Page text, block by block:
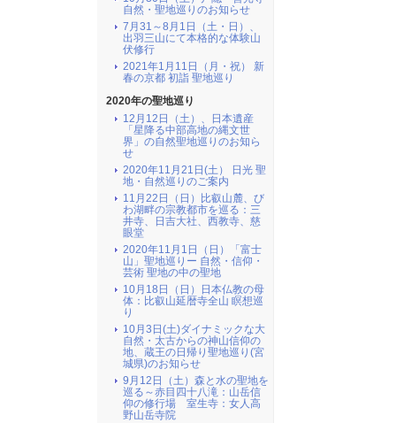
自然・聖地巡りのお知らせ
7月31～8月1日（土・日）、
出羽三山にて本格的な体験山
伏修行
2021年1月11日（月・祝） 新
春の京都 初詣 聖地巡り
2020年の聖地巡り
12月12日（土）、日本遺産
「星降る中部高地の縄文世
界」の自然聖地巡りのお知ら
せ
2020年11月21日(土） 日光 聖
地・自然巡りのご案内
11月22日（日）比叡山麓、び
わ湖畔の宗教都市を巡る：三
井寺、日吉大社、西教寺、慈
眼堂
2020年11月1日（日）「富士
山」聖地巡りー 自然・信仰・
芸術 聖地の中の聖地
10月18日（日）日本仏教の母
体：比叡山延暦寺全山 瞑想巡
り
10月3日(土)ダイナミックな大
自然・太古からの神山信仰の
地、蔵王の日帰り聖地巡り(宮
城県)のお知らせ
9月12日（土）森と水の聖地を
巡る～赤目四十八滝：山岳信
仰の修行場 室生寺：女人高
野山岳寺院